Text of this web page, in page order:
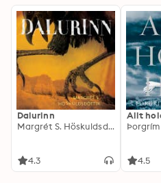
Dalurinn
Margrét S. Höskuldsdóttir
4.3
Allt
4.5